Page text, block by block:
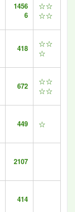
1456
6
☆☆
☆☆
418
☆☆
☆
672
☆☆
☆☆
449 ☆
2107
414